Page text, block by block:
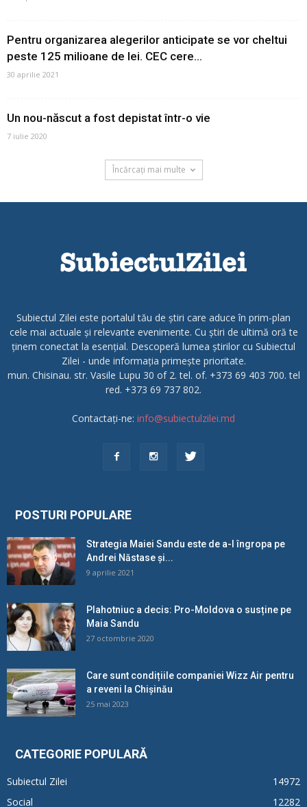
Pentru organizarea alegerilor anticipate se vor cheltui
peste 125 milioane de lei. CEC cere...
30 aprilie 2021
Un nou-născut a fost depistat într-o vie
7 iulie 2020
Încărcați mai multe
Subiectul Zilei este portalul tău de știri care aduce în prim-plan
cele mai actuale și relevante evenimente. Cu știri de ultimă oră te
ținem conectat la esențial. Descoperă lumea știrilor cu Subiectul
Zilei - unde informația primește prioritate.
mun. Chisinau. str. Vasile Lupu 30 of 2. tel. of. +373 69 403 700. tel
red. +373 69 737 802.
Contactați-ne: info@subiectulzilei.md
POSTURI POPULARE
Strategia Maiei Sandu este de a-l îngropa pe
Andrei Năstase și...
9 aprilie 2021
Plahotniuc a decis: Pro-Moldova o susține pe
Maia Sandu
27 octombrie 2020
Care sunt condițiile companiei Wizz Air pentru
a reveni la Chișinău
25 mai 2023
CATEGORIE POPULARĂ
Subiectul Zilei
14972
Social
12282